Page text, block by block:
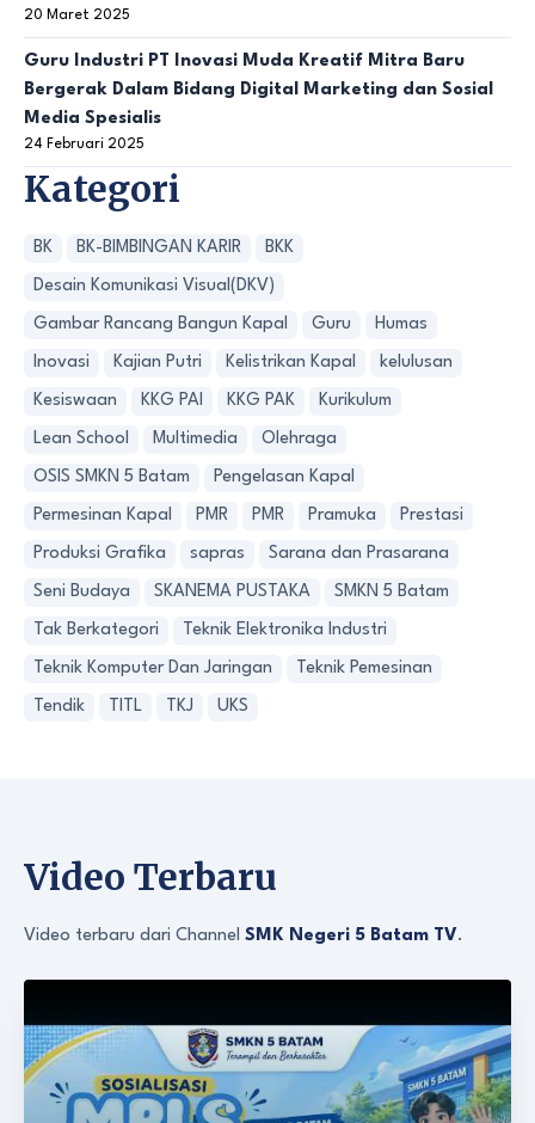
20 Maret 2025
Guru Industri PT Inovasi Muda Kreatif Mitra Baru
Bergerak Dalam Bidang Digital Marketing dan Sosial
Media Spesialis
24 Februari 2025
Kategori
BK BK-BIMBINGAN KARIR BKK
Desain Komunikasi Visual(DKV)
Gambar Rancang Bangun Kapal Guru Humas
Inovasi Kajian Putri Kelistrikan Kapal kelulusan
Kesiswaan KKG PAI KKG PAK Kurikulum
Lean School Multimedia Olehraga
OSIS SMKN 5 Batam Pengelasan Kapal
Permesinan Kapal PMR PMR Pramuka Prestasi
Produksi Grafika sapras Sarana dan Prasarana
Seni Budaya SKANEMA PUSTAKA SMKN 5 Batam
Tak Berkategori Teknik Elektronika Industri
Teknik Komputer Dan Jaringan Teknik Pemesinan
Tendik TITL TKJ UKS
Video Terbaru
Video terbaru dari Channel SMK Negeri 5 Batam TV.